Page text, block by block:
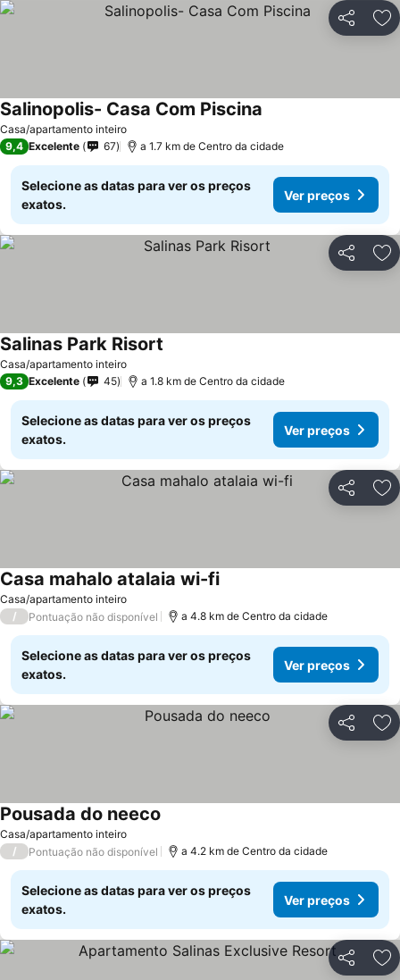
Partilhar
Casa/apartamento inteiro
Salinopolis- Casa Com Piscina
9,4 Excelente 67 a 1.7 km de Centro da cidade
Selecione as datas para ver os preços
exatos.
Ver preços
Partilhar
Casa/apartamento inteiro
Salinas Park Risort
9,3 Excelente 45 a 1.8 km de Centro da cidade
Selecione as datas para ver os preços
exatos.
Ver preços
Partilhar
Casa/apartamento inteiro
Casa mahalo atalaia wi-fiVer preços
/ Pontuação não disponível a 4.8 km de Centro da cidade
Selecione as datas para ver os preços
exatos.
Ver preços
Partilhar
Casa/apartamento inteiro
Pousada do neeco
/ Pontuação não disponível a 4.2 km de Centro da cidade
Selecione as datas para ver os preços
exatos.
Ver preços
Partilhar